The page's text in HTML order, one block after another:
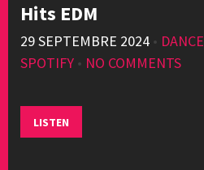
Hits EDM
29 SEPTEMBRE 2024 • DANCE
SPOTIFY • NO COMMENTS
LISTEN